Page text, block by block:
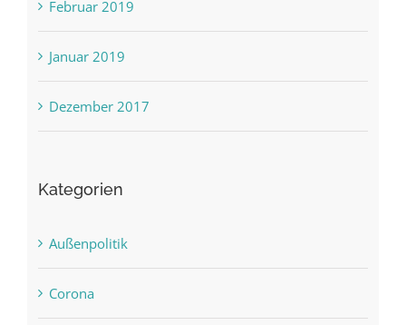
Februar 2019
Januar 2019
Dezember 2017
Kategorien
Außenpolitik
Corona